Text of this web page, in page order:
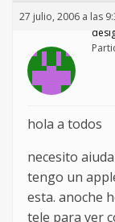
27 julio, 2006 a las
hola a todos
necesito
tengo un
esta. anoche
tele para ver